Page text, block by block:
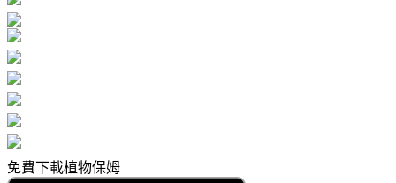
免費下載植物保姆